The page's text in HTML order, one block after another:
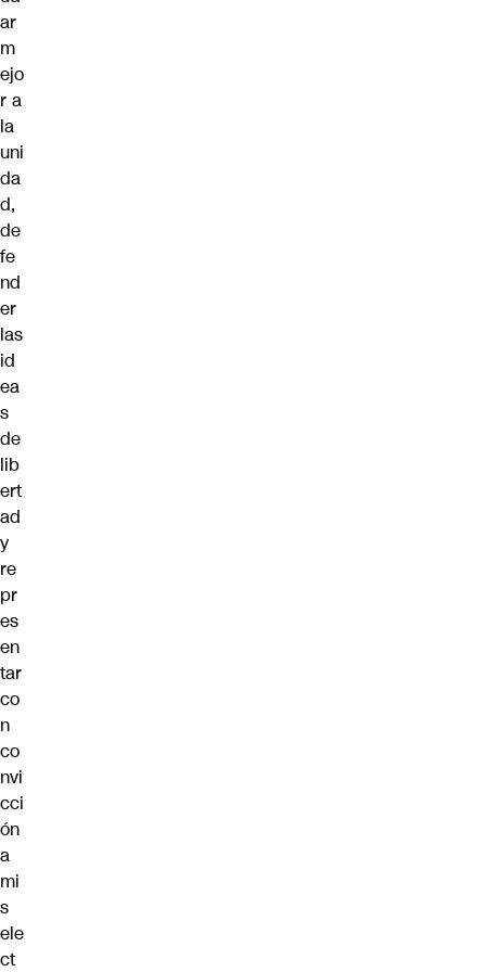
ar
m
ejo
r a
la
uni
da
d,
de
fe
nd
er
las
id
ea
s
de
lib
ert
ad
y
re
pr
es
en
tar
co
n
co
nvi
cci
ón
a
mi
s
ele
ct